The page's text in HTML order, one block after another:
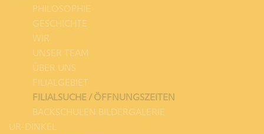
PHILOSOPHIE
GESCHICHTE
WIR
UNSER TEAM
ÜBER UNS
FILIALGEBIET
FILIALSUCHE / ÖFFNUNGSZEITEN
BACKSCHULEN BILDERGALERIE
UR-DINKEL